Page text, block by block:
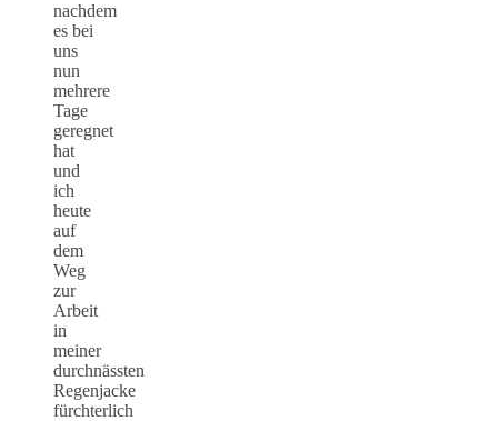
nachdem
es bei
uns
nun
mehrere
Tage
geregnet
hat
und
ich
heute
auf
dem
Weg
zur
Arbeit
in
meiner
durchnässten
Regenjacke
fürchterlich